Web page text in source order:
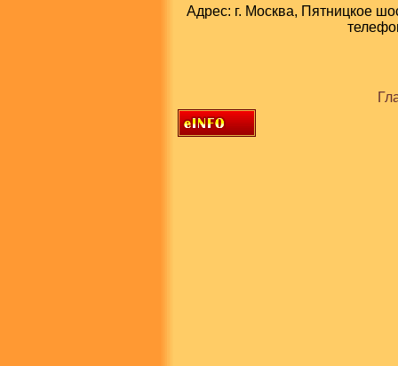
Адрес: г. Москва, Пятницкое